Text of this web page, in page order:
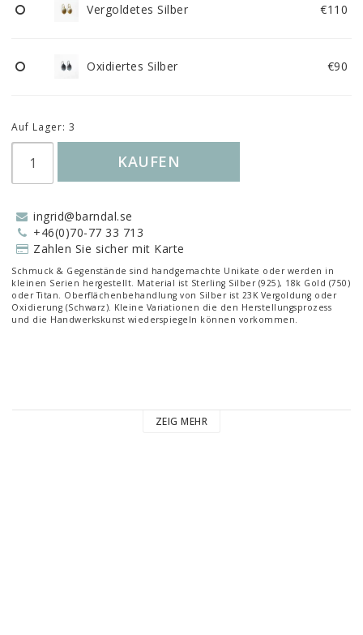
Vergoldetes Silber €110
Oxidiertes Silber €90
Auf Lager: 3
KAUFEN
ingrid@barndal.se
+46(0)70-77 33 713
Zahlen Sie sicher mit Karte
Schmuck & Gegenstände sind handgemachte Unikate oder werden in
kleinen Serien hergestellt. Material ist Sterling Silber (925), 18k Gold (750)
oder Titan. Oberflächenbehandlung von Silber ist 23K Vergoldung oder
Oxidierung (Schwarz). Kleine Variationen die den Herstellungsprozess
und die Handwerkskunst wiederspiegeln können vorkommen.
ZEIG MEHR